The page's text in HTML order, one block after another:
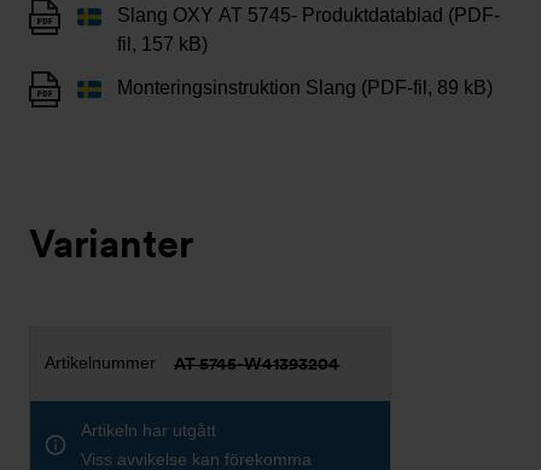
Slang OXY AT 5745- Produktdatablad (PDF-
fil, 157 kB)
Monteringsinstruktion Slang (PDF-fil, 89 kB)
Varianter
AT 5745-W41393204
Artikeln har utgått
Viss avvikelse kan förekomma